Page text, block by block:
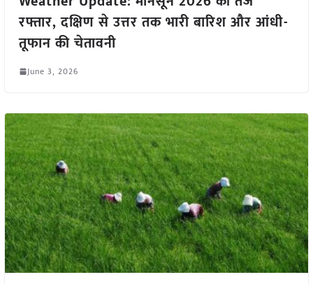
रफ्तार, दक्षिण से उत्तर तक भारी बारिश और आंधी-
तूफान की चेतावनी
June 3, 2026